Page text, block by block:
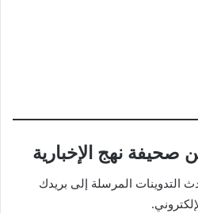
صحيفة نهج الإخبارية
المرسلة إلى بريدك